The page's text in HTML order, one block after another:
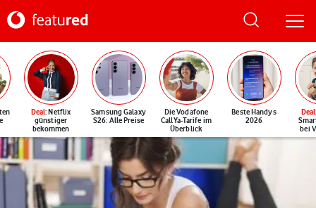
Deal: Netflix
günstiger
bekommen
Samsung Galaxy
S26: Alle Preise
Die Vodafone
CallYa-Tarife im
Überblick
Beste Handys
2026
Deal
bei